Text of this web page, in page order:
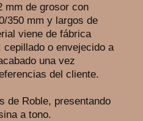
mm de grosor con
350 mm y largos de
viene de fábrica
o envejecido a
una vez
del cliente.
de Roble, presentando
a tono.